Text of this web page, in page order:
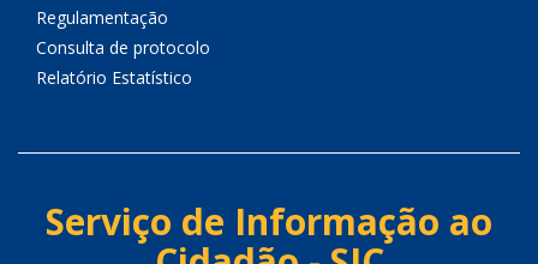
Regulamentação
Consulta de protocolo
Relatório Estatístico
Serviço de Informação ao